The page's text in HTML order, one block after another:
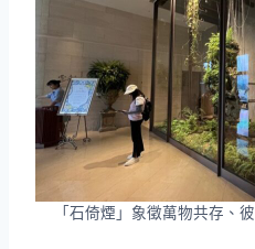
「石倚煙」象徵萬物共存、